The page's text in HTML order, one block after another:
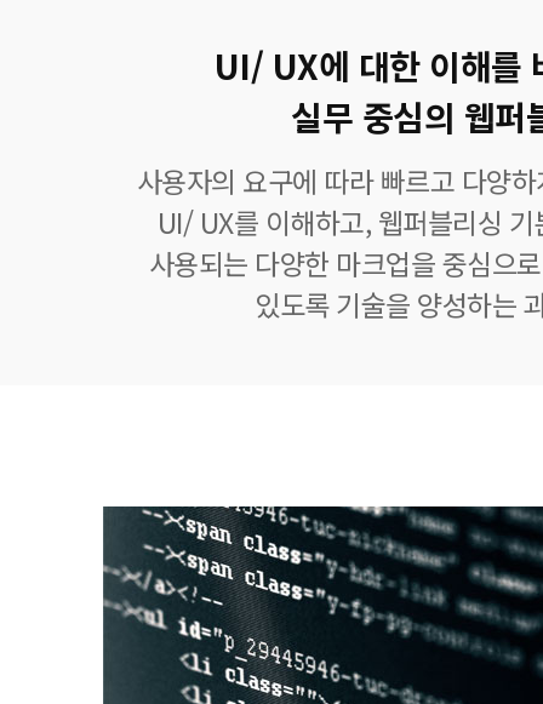
UI/ UX에 대한 이해를
실무 중심의 웹퍼
사용자의 요구에 따라 빠르고 다양
UI/ UX를 이해하고, 웹퍼블리싱
사용되는 다양한 마크업을 중심으
있도록 기술을 양성하는